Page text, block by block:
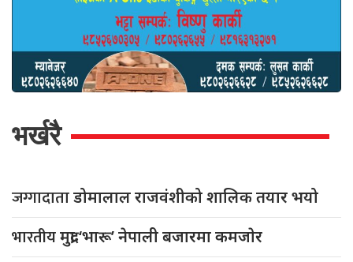
भर्खरै
जग्गादाताडोमालाल राजवंशीको शालिक तयार भयो
भारतीयमुद्रा ‘भारू’ नेपाली बजारमा कमजाेर